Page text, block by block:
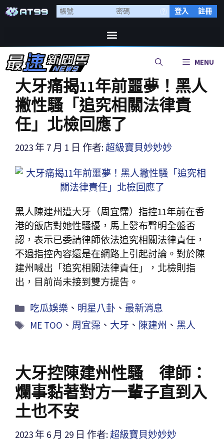
登入 註冊
MENU
大牙痛揭11年前噩夢！黑人
撇性騷「追究相關法律責
任」北檢回應了
2023 年 7 月 1 日 作者: 超級寶貝妙妙妙
黑人陳建州遭大牙（周宜霈）指控11年前在香
港的飯店對她性騷擾，馬上發布聲明全盤否
認，表示已委請律師依法追究相關法律責任，
不過指控內容還是在網路上引起討論。對於陳
建州喊出「追究相關法律責任」，北檢則指
出，目前尚未接到雙方提告。
吃瓜娛樂 、 明星八卦 、最新消息
ME TOO 、 周宜霈 、 大牙 、 陳建州 、 黑人
大牙控陳建州性騷 律師：
爛事黏著對方一輩子直到入
土也不安
2023 年 6 月 29 日 作者: 超級寶貝妙妙妙